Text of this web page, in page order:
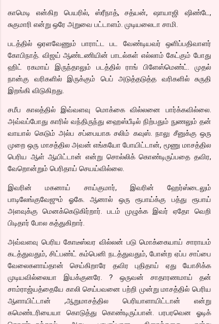
காமெடி என்கிற பெயரில், ஸ்ரீநாத், சத்யன், ஷாயாஜி ஷிண்டே,
சுகுமாரி என்று ஒரே அறுவை பட்டாளம். முடியலைடா சாமி.
படத்தில் ஒரளவேணும் பாராட்ட பட வேண்டியவர் ஒளிப்பதிவாளர்
கோபிநாத். விஜய் ஆண்டணியின் பாடல்கள் எல்லாம் கேட்கும் போது
ஹிட் ரகமாய் இருந்தாலும் படத்தில் ராங் பிளேஸ்மெண்ட். முதல்
நான்கு வரிகளில் இருக்கும் பெப் அடுத்தடுத்த வரிகளில் சுருதி
இறங்கி விடுகிறது.
சமீப காலத்தில் இவ்வளவு மொக்கை வில்லனை பார்க்கவில்லை.
அவ்வப்போது காரில் வந்திருந்து ஹைஸ்பீடில் நிற்பதும் நுணலும் தன்
வாயால் கெடும் அல்ப சப்பையாக சலிம் கவுஸ். நாலு சீனுக்கு ஒரு
முறை ஒரு மாசத்தில அவன் எங்கயோ போயிட்டான், மூணு மாசத்தில
பெரிய ஆள் ஆயிட்டான் என்று சொல்லிக் கொண்டிருப்பதை தவிர,
வேறொன்றும் பெரிதாய் செயய்வில்லை.
இவரின் மகனாய் சாய்குமார், இவரின் ஹேர்ஸ்டைலும்
பாடிலேங்குவேஜும் ஓகே. ஆனால் ஒரு ரூபாய்க்கு பத்து ரூபாய்
அளவுக்கு மெனக்கெடுகிர்றார். படம் முழுக்க இவர் ஏதோ வெறி
பிடிதார் போல கத்துகிறார்.
அவ்வளவு பெரிய கோடீஸ்வர வில்லன் படு மொக்கையாய் சாராயம்
கடத்துவதும், சிட்பண்ட் கம்பெனி நடத்துவதும், போன்ற ஏப்ப சாப்பை
வேலைகளாய்தான் செய்கிறாரே தவிர புதிதாய் ஏது யோசிக்க
முடியவில்லையா இயக்குனரே. ? ஒருவன் சாதாரணமாய் தன்
சாம்ராஜ்யத்தையே காலி செய்பவனை பற்றி முன்று மாசத்தில் பெரிய
ஆளாயிட்டான் ,ஆறுமாசத்தில பெரியாளாயிட்டான் என்று
கமெண்டரியையா கொடுத்து கொண்டிருப்பான். பரபரவென ஓடிக்